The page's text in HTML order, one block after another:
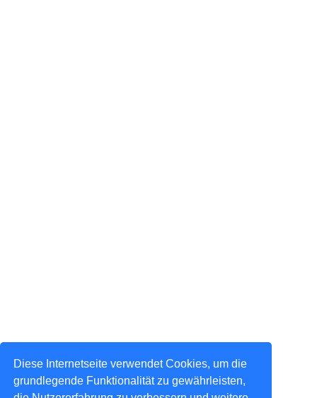
Diese Internetseite verwendet Cookies, um die
grundlegende Funktionalität zu gewährleisten,